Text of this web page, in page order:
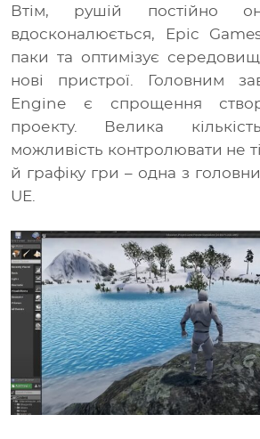
Втім, рушій постійно
вдосконалюється, Epic
паки та оптимізує
нові пристрої. Головним
Engine є спрощення
проекту. Велика
можливість контролювати не
й графіку гри – одна з
UE.